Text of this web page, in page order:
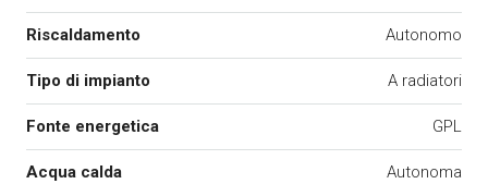
Riscaldamento Autonomo
Tipo di impianto A radiatori
Fonte energetica GPL
Acqua calda Autonoma